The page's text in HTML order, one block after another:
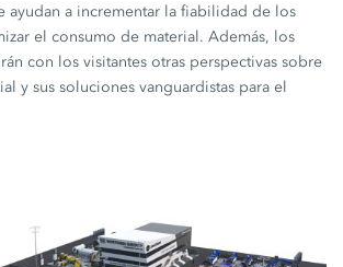
ayudan a incrementar la fiabilidad de los
el consumo de material. Además, los
con los visitantes otras perspectivas sobre
y sus soluciones vanguardistas para el